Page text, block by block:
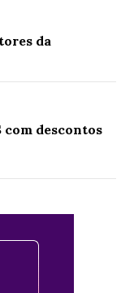
da
com descontos